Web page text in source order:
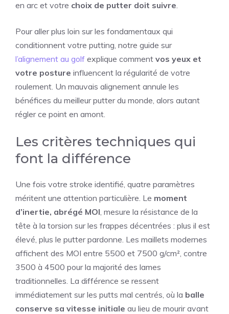
en arc et votre choix de putter doit suivre.
Pour aller plus loin sur les fondamentaux qui
conditionnent votre putting, notre guide sur
l’alignement au golf explique comment vos yeux et
votre posture influencent la régularité de votre
roulement. Un mauvais alignement annule les
bénéfices du meilleur putter du monde, alors autant
régler ce point en amont.
Les critères techniques qui
font la différence
Une fois votre stroke identifié, quatre paramètres
méritent une attention particulière. Le moment
d’inertie, abrégé MOI, mesure la résistance de la
tête à la torsion sur les frappes décentrées : plus il est
élevé, plus le putter pardonne. Les maillets modernes
affichent des MOI entre 5500 et 7500 g/cm², contre
3500 à 4500 pour la majorité des lames
traditionnelles. La différence se ressent
immédiatement sur les putts mal centrés, où la balle
conserve sa vitesse initiale au lieu de mourir avant